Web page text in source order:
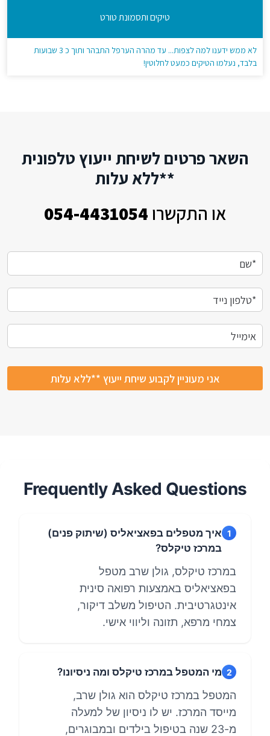
טיקים ותסמונת טורט
לא ממש ידענו למה לצפות... עד מהרה הערפל התבהר ותוך כ 3 שבועות
בלבד, נעלמו הטיקים כמעט לחלוטין!
השאר פרטים לשיחת ייעוץ טלפונית
**ללא עלות
או התקשרו 054-4431054
Frequently Asked Questions
1 איך מטפלים בפאציאליס (שיתוק פנים)
במרכז טיקלס?
במרכז טיקלס, גולן שרב מטפל
בפאציאליס באמצעות רפואה סינית
אינטגרטיבית. הטיפול משלב דיקור,
צמחי מרפא, תזונה וליווי אישי.
2 מי המטפל במרכז טיקלס ומה ניסיונו?
המטפל במרכז טיקלס הוא גולן שרב,
מייסד המרכז. יש לו ניסיון של למעלה
מ-23 שנה בטיפול בילדים ובמבוגרים,